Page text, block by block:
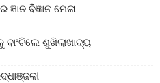
ବିଜ୍ଞାନ ମେଳା
ଶୁଖିଲାଖାଦ୍ୟ